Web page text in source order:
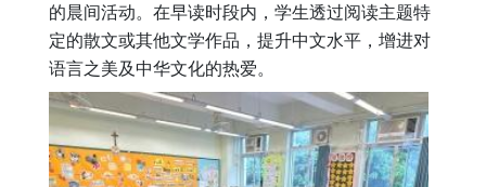
的晨间活动。在早读时段内，学生透过阅读主题特
定的散文或其他文学作品，提升中文水平，增进对
语言之美及中华文化的热爱。